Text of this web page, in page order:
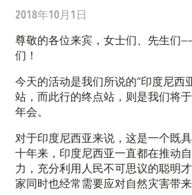
2018年10月1日
尊敬的各位来宾，女士们、先生们
们！
今天的活动是我们所说的“印度尼西
站，而此行的终点站，则是我们将
年会。
对于印度尼西亚来说，这是一个既
十年来，印度尼西亚一直都在推动
力，充分利用人民不可思议的聪明
家同时也经常需要应对自然灾害带来